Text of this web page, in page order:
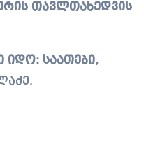
თავლთახედვის
იდო: საათები,